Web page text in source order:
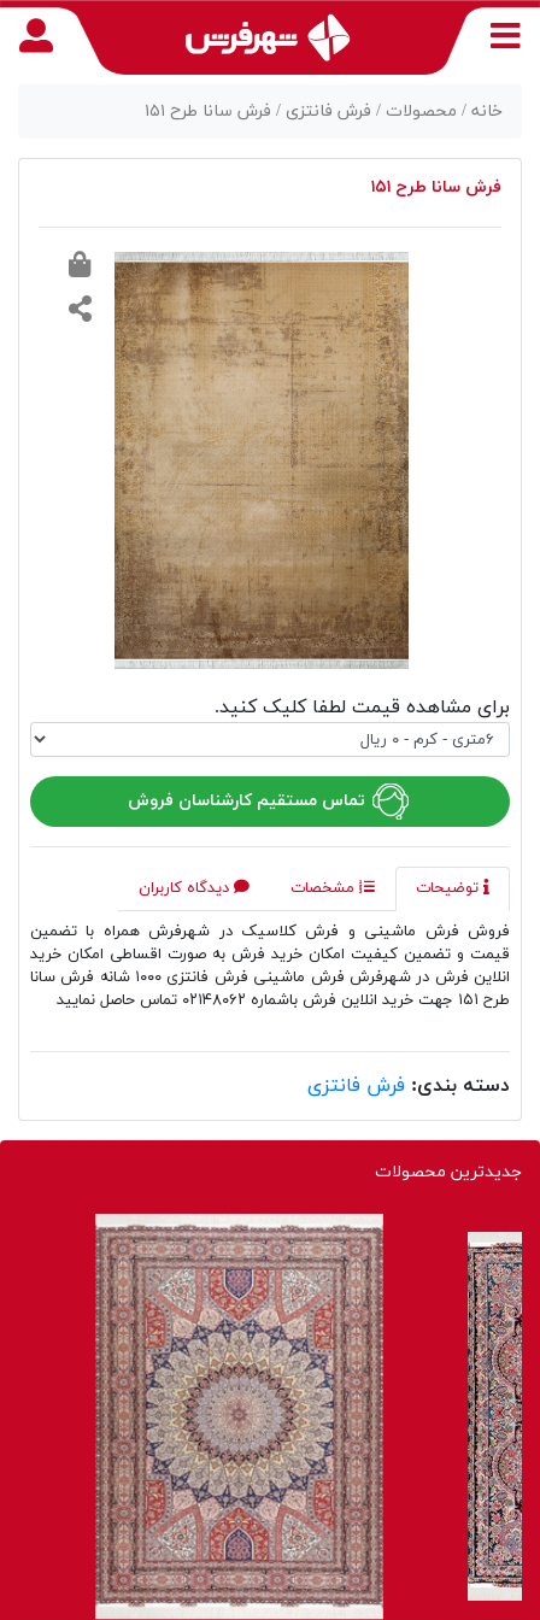
دسترسی
خانه / محصولات / فرش فانتزی / فرش سانا طرح ۱۵۱
فرش سانا طرح ۱۵۱
برای مشاهده قیمت لطفا کلیک کنید.
تماس مستقیم کارشناسان فروش
توضیحات مشخصات
دیدگاه کاربران
فروش فرش ماشینی و فرش کلاسیک در شهرفرش همراه با تضمین
قیمت و تضمین کیفیت امکان خرید فرش به صورت اقساطی امکان خرید
انلاین فرش در شهرفرش فرش ماشینی فرش فانتزی ۱۰۰۰ شانه فرش سانا
طرح ۱۵۱ جهت خرید انلاین فرش باشماره ۰۲۱۴۸۰۶۲ تماس حاصل نمایید
دسته بندی: فرش فانتزی
جدیدترین محصولات